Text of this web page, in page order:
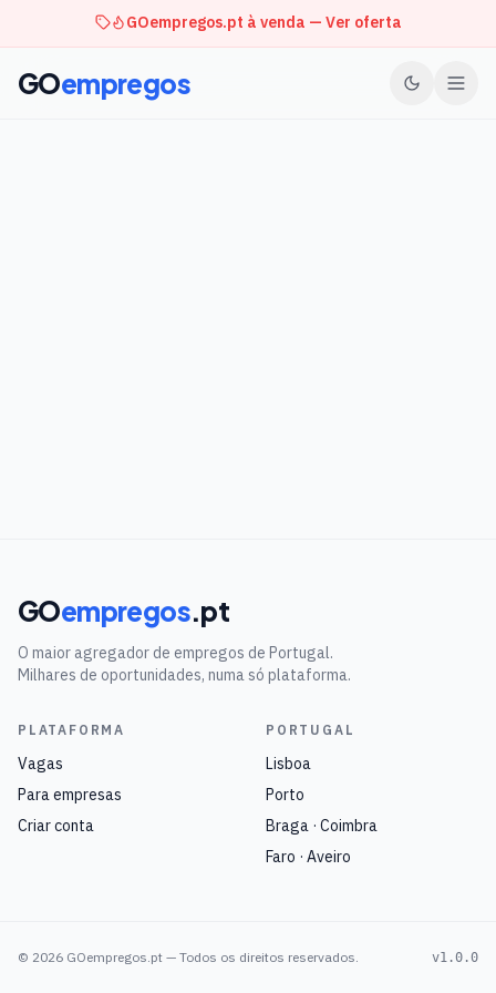
GOempregos.pt à venda — Ver oferta
GOempregos
GOempregos.pt
O maior agregador de empregos de Portugal.
Milhares de oportunidades, numa só plataforma.
PLATAFORMA
Vagas
Para empresas
Criar conta
PORTUGAL
Lisboa
Porto
Braga · Coimbra
Faro · Aveiro
© 2026 GOempregos.pt — Todos os direitos reservados. v1.0.0